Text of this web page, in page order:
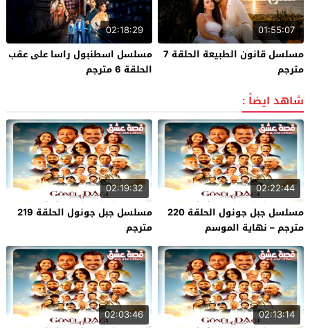
01:55:07
مسلسل قانون الطبيعة الحلقة 7
مترجم
02:18:29
مسلسل اسطنبول راسا على عقب
الحلقة 6 مترجم
شاهد ايضاً :
02:22:44
مسلسل جبل جونول الحلقة 220
مترجم – نهاية الموسم
02:19:32
مسلسل جبل جونول الحلقة 219
مترجم
02:13:14
02:03:46